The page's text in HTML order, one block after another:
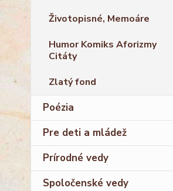
Životopisné, Memoáre
Humor Komiks Aforizmy
Citáty
Zlatý fond
Poézia
Pre deti a mládež
Prírodné vedy
Spoločenské vedy